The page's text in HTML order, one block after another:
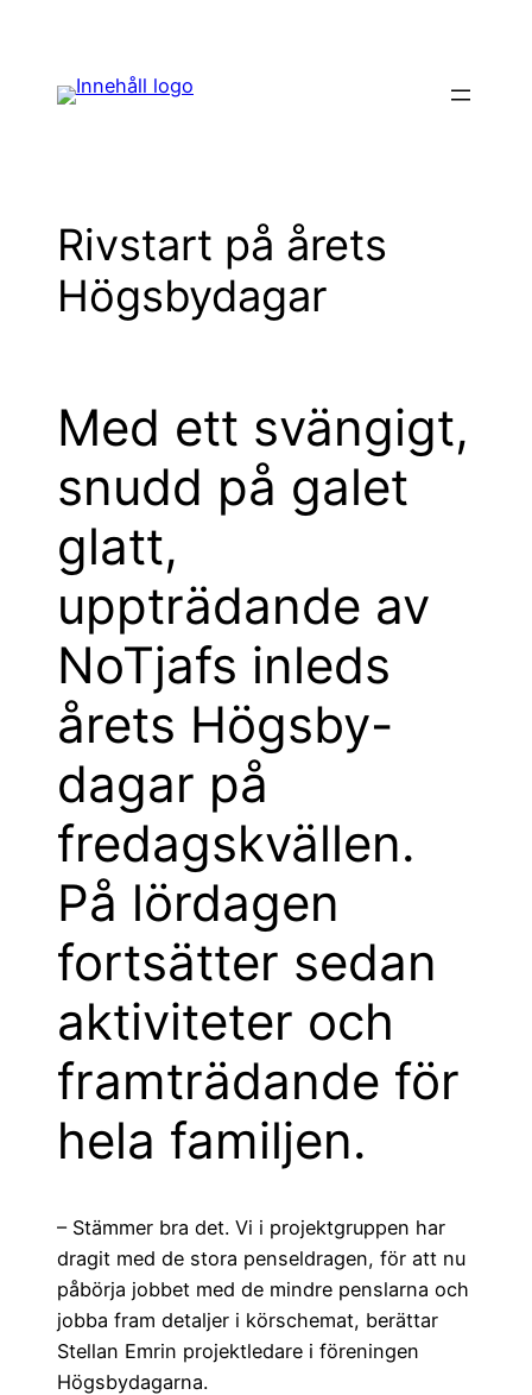
innehåll
Rivstart på årets
Högsbydagar
Med ett svängigt,
snudd på galet
glatt,
uppträdande av
NoTjafs inleds
årets Högsby-
dagar på
fredagskvällen.
På lördagen
fortsätter sedan
aktiviteter och
framträdande för
hela familjen.
– Stämmer bra det. Vi i projektgruppen har
dragit med de stora penseldragen, för att nu
påbörja jobbet med de mindre penslarna och
jobba fram detaljer i körschemat, berättar
Stellan Emrin projektledare i föreningen
Högsbydagarna.